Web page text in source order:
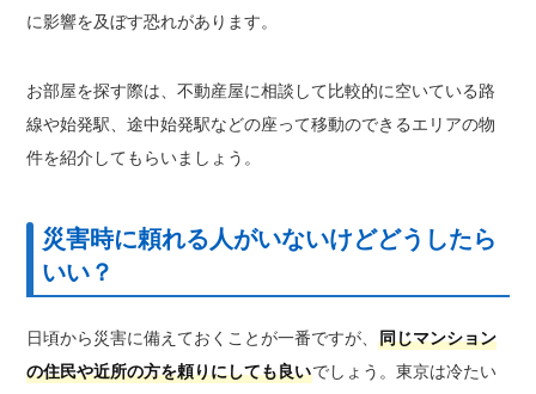
に影響を及ぼす恐れがあります。
お部屋を探す際は、不動産屋に相談して比較的に空いている路
線や始発駅、途中始発駅などの座って移動のできるエリアの物
件を紹介してもらいましょう。
災害時に頼れる人がいないけどどうしたら
いい？
日頃から災害に備えておくことが一番ですが、同じマンション
の住民や近所の方を頼りにしても良いでしょう。東京は冷たい